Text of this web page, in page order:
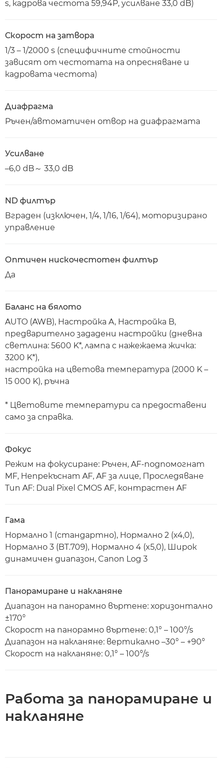
s, кадрова честота 59,94P, усилване 33,0 dB)
Скорост на затвора
1/3 – 1/2000 s (специфичните стойности
зависят от честотата на опресняване и
кадровата честота)
Диафрагма
Ръчен/автоматичен отвор на диафрагмата
Усилване
–6,0 dB～ 33,0 dB
ND филтър
Вграден (изключен, 1/4, 1/16, 1/64), моторизирано
управление
Оптичен нискочестотен филтър
Да
Баланс на бялото
AUTO (AWB), Настройка A, Настройка B,
предварително зададени настройки (дневна
светлина: 5600 K*, лампа с нажежаема жичка:
3200 K*),
настройка на цветова температура (2000 K –
15 000 K), ръчна
* Цветовите температури са предоставени
само за справка.
Фокус
Режим на фокусиране: Ръчен, AF-подпомогнат
MF, Непрекъснат AF, AF за лице, Проследяване
Тип AF: Dual Pixel CMOS AF, контрастен AF
Гама
Нормално 1 (стандартно), Нормално 2 (x4,0),
Нормално 3 (BT.709), Нормално 4 (x5,0), Широк
динамичен диапазон, Canon Log 3
Панорамиране и накланяне
Диапазон на панорамно въртене: хоризонтално
±170°
Скорост на панорамно въртене: 0,1° – 100°/s
Диапазон на накланяне: вертикално –30° – +90°
Скорост на накланяне: 0,1° – 100°/s
Работа за панорамиране и
накланяне